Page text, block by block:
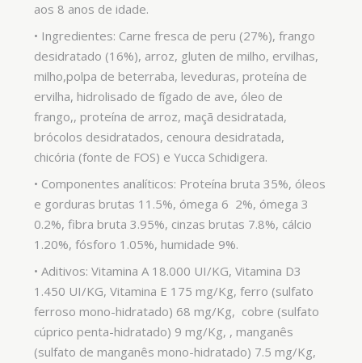
aos 8 anos de idade.
• Ingredientes: Carne fresca de peru (27%), frango
desidratado (16%), arroz, gluten de milho, ervilhas,
milho,polpa de beterraba, leveduras, proteína de
ervilha, hidrolisado de fígado de ave, óleo de
frango,, proteína de arroz, maçã desidratada,
brócolos desidratados, cenoura desidratada,
chicória (fonte de FOS) e Yucca Schidigera.
• Componentes analíticos: Proteína bruta 35%, óleos
e gorduras brutas 11.5%, ómega 6 2%, ómega 3
0.2%, fibra bruta 3.95%, cinzas brutas 7.8%, cálcio
1.20%, fósforo 1.05%, humidade 9%.
• Aditivos: Vitamina A 18.000 UI/KG, Vitamina D3
1.450 UI/KG, Vitamina E 175 mg/Kg, ferro (sulfato
ferroso mono-hidratado) 68 mg/Kg, cobre (sulfato
cúprico penta-hidratado) 9 mg/Kg, , manganês
(sulfato de manganês mono-hidratado) 7.5 mg/Kg,